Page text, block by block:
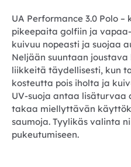
UA Performance 3.0 Polo
pikeepaita golfiin ja
kuivuu nopeasti ja suojaa
Neljään suuntaan joustava
liikkeitä täydellisesti, kun
kosteutta pois iholta ja
UV-suoja antaa lisäturvaa
takaa miellyttävän
saumoja. Tyylikäs valinta
pukeutumiseen.